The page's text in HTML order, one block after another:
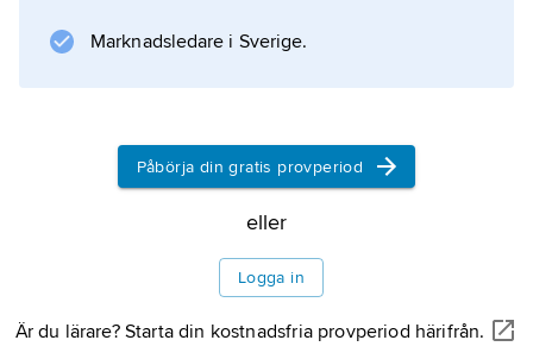
Marknadsledare i Sverige.
Påbörja din gratis provperiod
eller
Logga in
Är du lärare? Starta din kostnadsfria provperiod härifrån.